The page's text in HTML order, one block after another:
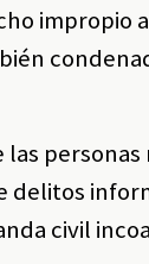
impropio
delitos
civil